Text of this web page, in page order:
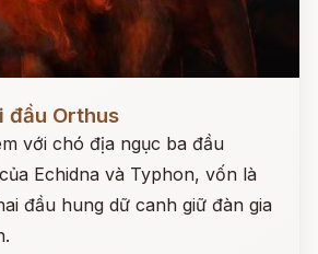
đầu Orthus
với chó địa ngục ba đầu
Echidna và Typhon, vốn là
đầu hung dữ canh giữ đàn gia